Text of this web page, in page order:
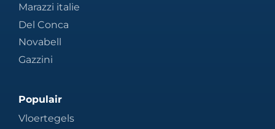
Marazzi italie
Del Conca
Novabell
Gazzini
Populair
Vloertegels